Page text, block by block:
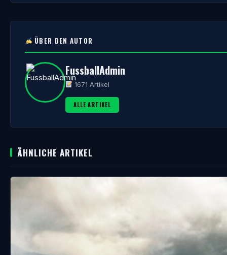
ÜBER DEN AUTOR
FussballAdmin
1671 Artikel
ALLE ARTIKEL
ÄHNLICHE ARTIKEL